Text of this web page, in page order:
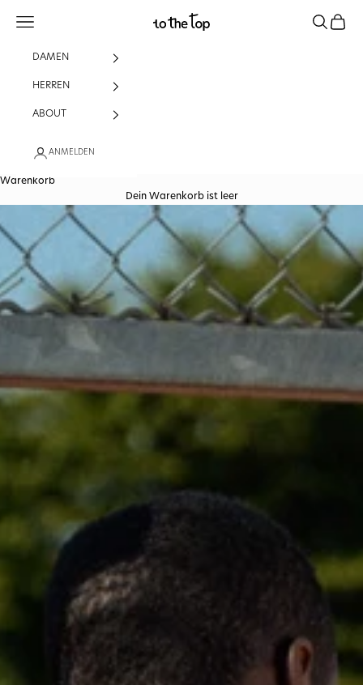
to the top sportswear
Menü Suchen
DAMEN
HERREN
ABOUT
ANMELDEN
Warenkorb
Dein Warenkorb ist leer